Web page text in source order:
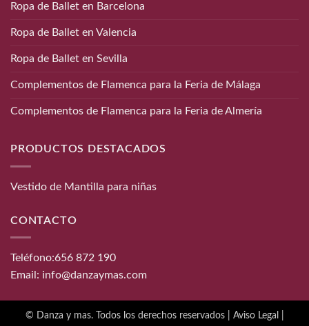
Ropa de Ballet en Barcelona
Ropa de Ballet en Valencia
Ropa de Ballet en Sevilla
Complementos de Flamenca para la Feria de Málaga
Complementos de Flamenca para la Feria de Almería
PRODUCTOS DESTACADOS
Vestido de Mantilla para niñas
CONTACTO
Teléfono:656 872 190
Email: info@danzaymas.com
© Danza y mas. Todos los derechos reservados | Aviso Legal